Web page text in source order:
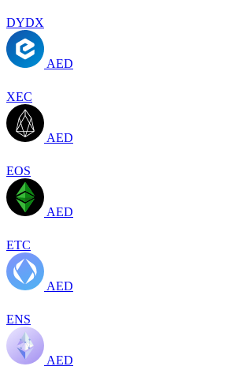
DYDX
AED
XEC
AED
EOS
AED
ETC
AED
ENS
AED